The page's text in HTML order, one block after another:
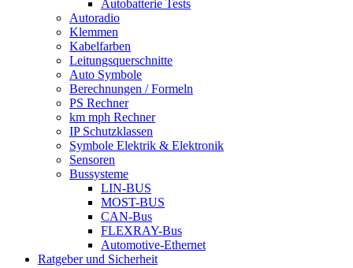
Autobatterie Tests
Autoradio
Klemmen
Kabelfarben
Leitungsquerschnitte
Auto Symbole
Berechnungen / Formeln
PS Rechner
km mph Rechner
IP Schutzklassen
Symbole Elektrik & Elektronik
Sensoren
Bussysteme
LIN-BUS
MOST-BUS
CAN-Bus
FLEXRAY-Bus
Automotive-Ethernet
Ratgeber und Sicherheit